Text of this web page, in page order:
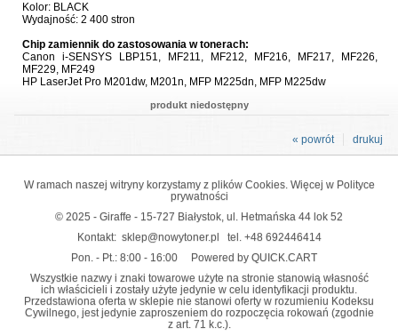
Kolor: BLACK
Wydajność: 2 400 stron
Chip zamiennik do zastosowania w tonerach:
Canon i-SENSYS LBP151, MF211, MF212, MF216, MF217, MF226,
MF229, MF249
HP LaserJet Pro M201dw, M201n, MFP M225dn, MFP M225dw
produkt niedostępny
drukuj
« powrót
W ramach naszej witryny korzystamy z plików Cookies. Więcej w Polityce
prywatności
© 2025 - Giraffe - 15-727 Białystok, ul. Hetmańska 44 lok 52
Kontakt: sklep@nowytoner.pl tel. +48 692446414
Pon. - Pt.: 8:00 - 16:00
Powered by QUICK.CART
Wszystkie nazwy i znaki towarowe użyte na stronie stanowią własność
ich właścicieli i zostały użyte jedynie w celu identyfikacji produktu.
Przedstawiona oferta w sklepie nie stanowi oferty w rozumieniu Kodeksu
Cywilnego, jest jedynie zaproszeniem do rozpoczęcia rokowań (zgodnie
z art. 71 k.c.).